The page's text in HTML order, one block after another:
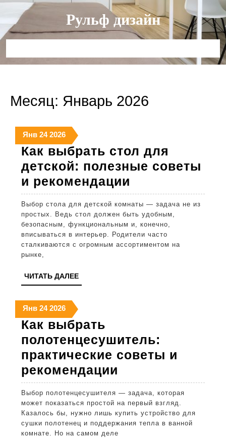
Перейти
содержимому
Рульф дизайн
Месяц: Январь 2026
Янв24
января
2026
2424
января
2026
202624
января
2026
Как выбрать стол для
детской: полезные советы
и рекомендации
выбрать
стол
для
детской:
Выбор стола для детской комнаты — задача не из
простых. Ведь стол должен быть удобным,
безопасным, функциональным и, конечно,
вписываться в интерьер. Родители часто
сталкиваются с огромным ассортиментом на
рынке,
ЧИТАТЬ ДАЛЕЕЧИТАТЬ
ДАЛЕЕ
Янв24
января
2026
2424
января
2026
202624
января
2026
Как выбрать
полотенцесушитель:
практические советы и
рекомендации
выбрать
практические
советы
Выбор полотенцесушителя — задача, которая
может показаться простой на первый взгляд.
Казалось бы, нужно лишь купить устройство для
сушки полотенец и поддержания тепла в ванной
комнате. Но на самом деле